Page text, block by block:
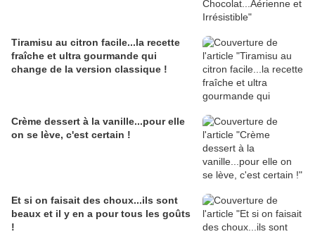
Tiramisu au citron facile...la recette
fraîche et ultra gourmande qui
change de la version classique !
Crème dessert à la vanille...pour elle
on se lève, c'est certain !
Et si on faisait des choux...ils sont
beaux et il y en a pour tous les goûts
!